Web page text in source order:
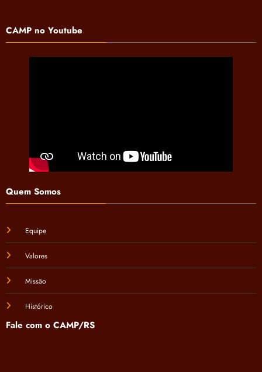
CAMP no Youtube
Quem Somos
Equipe
Valores
Missão
Histórico
Fale com o CAMP/RS